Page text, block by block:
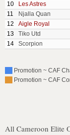
10
Les Astres
11
Njalla Quan
12
Aigle Royal
13
Tiko Utd
14
Scorpion
Promotion ~ CAF
Promotion ~ CAF
All Cameroon Elite